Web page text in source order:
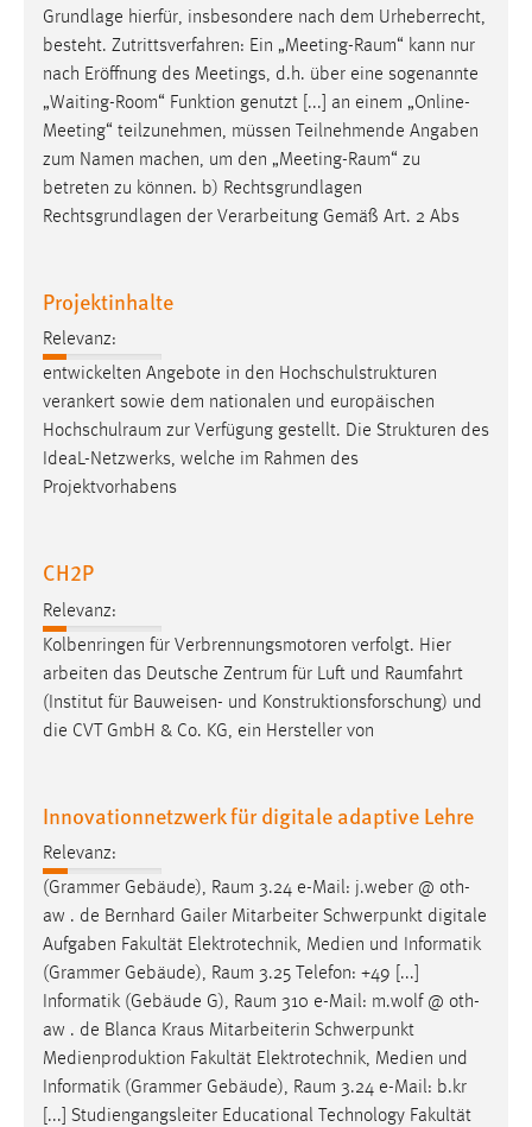
Grundlage hierfür, insbesondere nach dem Urheberrecht,
besteht. Zutrittsverfahren: Ein „Meeting-Raum“ kann nur
nach Eröffnung des Meetings, d.h. über eine sogenannte
„Waiting-Room“ Funktion genutzt [...] an einem „Online-
Meeting“ teilzunehmen, müssen Teilnehmende Angaben
zum Namen machen, um den „Meeting-Raum“ zu
betreten zu können. b) Rechtsgrundlagen
Rechtsgrundlagen der Verarbeitung Gemäß Art. 2 Abs
Projektinhalte
Relevanz:
entwickelten Angebote in den Hochschulstrukturen
verankert sowie dem nationalen und europäischen
Hochschulraum zur Verfügung gestellt. Die Strukturen des
IdeaL-Netzwerks, welche im Rahmen des
Projektvorhabens
CH2P
Relevanz:
Kolbenringen für Verbrennungsmotoren verfolgt. Hier
arbeiten das Deutsche Zentrum für Luft und Raumfahrt
(Institut für Bauweisen- und Konstruktionsforschung) und
die CVT GmbH & Co. KG, ein Hersteller von
Innovationnetzwerk für digitale adaptive Lehre
Relevanz:
(Grammer Gebäude), Raum 3.24 e-Mail: j.weber @ oth-
aw . de Bernhard Gailer Mitarbeiter Schwerpunkt digitale
Aufgaben Fakultät Elektrotechnik, Medien und Informatik
(Grammer Gebäude), Raum 3.25 Telefon: +49 [...]
Informatik (Gebäude G), Raum 310 e-Mail: m.wolf @ oth-
aw . de Blanca Kraus Mitarbeiterin Schwerpunkt
Medienproduktion Fakultät Elektrotechnik, Medien und
Informatik (Grammer Gebäude), Raum 3.24 e-Mail: b.kr
[...] Studiengangsleiter Educational Technology Fakultät